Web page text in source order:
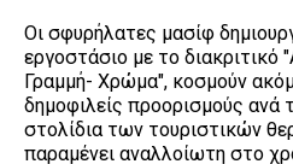
Οι σφυρήλατες μασίφ
εργοστάσιο με το
Γραμμή- Χρώμα", κοσμούν
δημοφιλείς προορισμούς ανά
στολίδια των τουριστικών
παραμένει αναλλοίωτη στο